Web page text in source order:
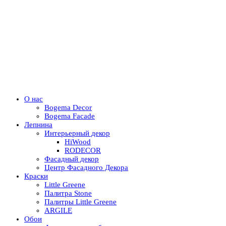
О нас
Bogema Decor
Bogema Facade
Лепнина
Интерьерный декор
HiWood
RODECOR
Фасадный декор
Центр Фасадного Декора
Краски
Little Greene
Палитра Stone
Палитры Little Greene
ARGILE
Обои